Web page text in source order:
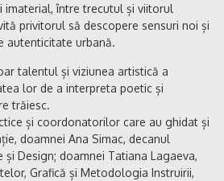
imaterial, între trecutul și viitorul
privitorul să descopere sensuri noi și
autenticitate urbană.
talentul și viziunea artistică a
lor de a interpreta poetic și
trăiesc.
și coordonatorilor care au ghidat și
doamnei Ana Simac, decanul
și Design; doamnei Tatiana Lagaeva,
Grafică și Metodologia Instruirii,